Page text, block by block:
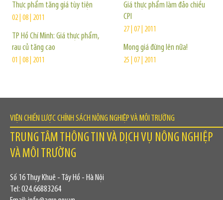
Thực phẩm tăng giá tùy tiện
02 | 08 | 2011
TP Hồ Chí Minh: Giá thực phẩm,
rau củ tăng cao
01 | 08 | 2011
Giá thực phẩm làm đảo chiều
CPI
27 | 07 | 2011
Mong giá đừng lên nữa!
25 | 07 | 2011
VIỆN CHIẾN LƯỢC CHÍNH SÁCH NÔNG NGHIỆP VÀ MÔI TRƯỜNG
TRUNG TÂM THÔNG TIN VÀ DỊCH VỤ NÔNG NGHIỆP
VÀ MÔI TRƯỜNG
Số 16 Thụy Khuê - Tây Hồ - Hà Nội
Tel: 024.66883264